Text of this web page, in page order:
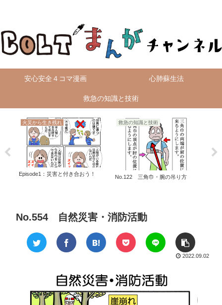
安心安全４コマ漫画 心肺蘇生法
救急の知識と技術
火災から生き残れ
Episode1：災害と付き合おう！
救急の知識と技術
No.122 三角巾・腕の吊り方
No.554 自然災害・消防活動
2022.09.02